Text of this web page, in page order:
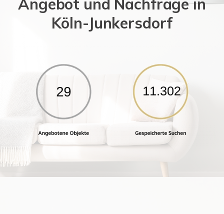
Angebot und Nachfrage in
Köln-Junkersdorf